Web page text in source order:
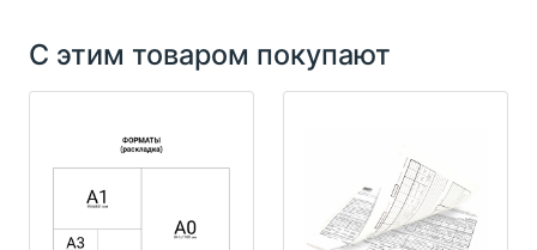
С этим товаром покупают